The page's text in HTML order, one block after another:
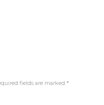
fields are marked *